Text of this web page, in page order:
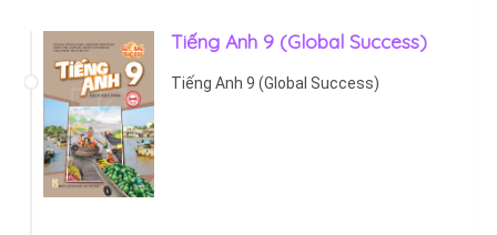
Tiếng Anh 9 (Global Success)
Tiếng Anh 9 (Global Success)